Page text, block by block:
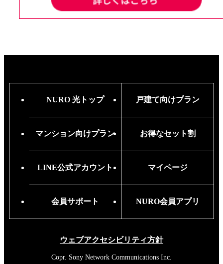
NURO 光トップ 戸建て向けプラン
マンション向けプラン お得なセット割
LINE公式アカウント マイページ
会員サポート NURO会員アプリ
ウェブアクセシビリティ方針
Copr. Sony Network Communications Inc.